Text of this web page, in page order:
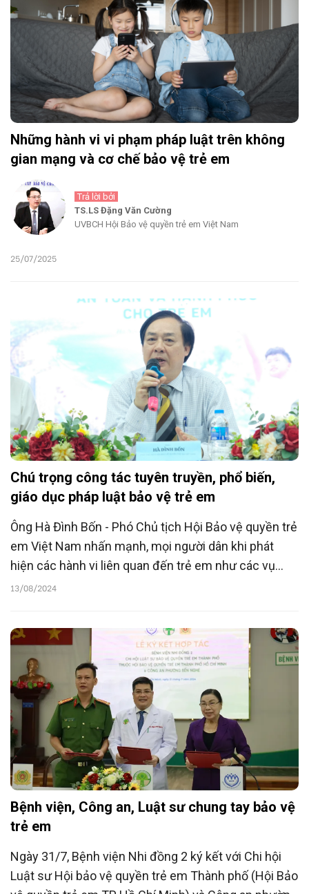
Những hành vi vi phạm pháp luật trên không
gian mạng và cơ chế bảo vệ trẻ em
Trả lời bởi
TS.LS Đặng Văn Cường
UVBCH Hội Bảo vệ quyền trẻ em Việt Nam
25/07/2025
Chú trọng công tác tuyên truyền, phổ biến,
giáo dục pháp luật bảo vệ trẻ em
Ông Hà Đình Bốn - Phó Chủ tịch Hội Bảo vệ quyền trẻ
em Việt Nam nhấn mạnh, mọi người dân khi phát
hiện các hành vi liên quan đến trẻ em như các vụ
xâm hại, bạo lực… có nghĩa vụ, trách nhiệm khai báo,
13/08/2024
Bệnh viện, Công an, Luật sư chung tay bảo vệ
trẻ em
Ngày 31/7, Bệnh viện Nhi đồng 2 ký kết với Chi hội
Luật sư Hội bảo vệ quyền trẻ em Thành phố (Hội Bảo